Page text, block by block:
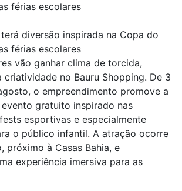
férias escolares
diversão inspirada na Copa do
férias escolares
vão ganhar clima de torcida,
criatividade no Bauru Shopping. De 3
o empreendimento promove a
evento gratuito inspirado nas
esportivas e especialmente
o público infantil. A atração ocorre
próximo à Casas Bahia, e
experiência imersiva para as